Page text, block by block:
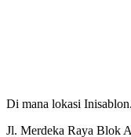
Di mana lokasi
Jl. Merdeka Raya Blok